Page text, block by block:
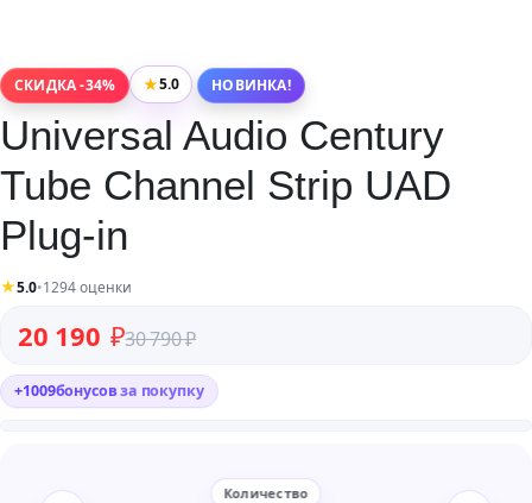
СКИДКА -34% ★5.0 НОВИНКА!
Universal Audio Century
Tube Channel Strip UAD
Plug-in
★5.0•1294 оценки
30 790₽
Первоначальная цена составляла 30 790 ₽.
20 190 ₽
Текущая цена: 20 190 ₽.
+1009бонусовза покупку